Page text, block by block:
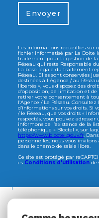
Envoyer
Les informations recueillies sur
fichier informatisé par La Boite
traitement pour la gestion de la
Réseau qui reste Responsable
La base légale du traitement
Réseau. Elles sont conservées
destinées à l'Agence / au
libertés », vous disposez des
d’opposition, de limitation et de
retirer votre consentement à
l’Agence / Le Réseau. Consultez
d’informations sur vos droits. Si
/ le Réseau, que vos droits «
respectés, vous pouvez
informons de l’existence de la
téléphonique « Bloctel », sur
https://www.bloctel.gouv.fr.
personnelles, nous vous
dans le champ de saisie libre.
Ce site est protégé par
es Conditions d'utilisation de